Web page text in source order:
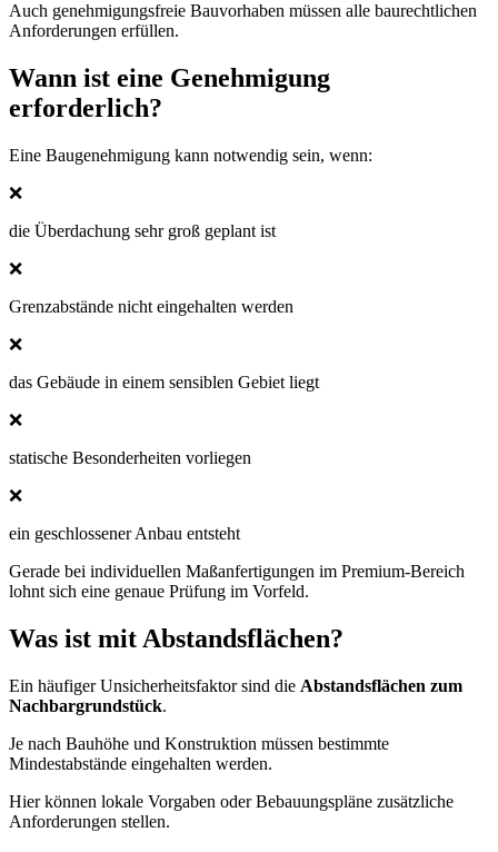
Auch genehmigungsfreie Bauvorhaben müssen alle baurechtlichen
Anforderungen erfüllen.
Wann ist eine Genehmigung
erforderlich?
Eine Baugenehmigung kann notwendig sein, wenn:
❌
die Überdachung sehr groß geplant ist
❌
Grenzabstände nicht eingehalten werden
❌
das Gebäude in einem sensiblen Gebiet liegt
❌
statische Besonderheiten vorliegen
❌
ein geschlossener Anbau entsteht
Gerade bei individuellen Maßanfertigungen im Premium-Bereich
lohnt sich eine genaue Prüfung im Vorfeld.
Was ist mit Abstandsflächen?
Ein häufiger Unsicherheitsfaktor sind die Abstandsflächen zum
Nachbargrundstück.
Je nach Bauhöhe und Konstruktion müssen bestimmte
Mindestabstände eingehalten werden.
Hier können lokale Vorgaben oder Bebauungspläne zusätzliche
Anforderungen stellen.